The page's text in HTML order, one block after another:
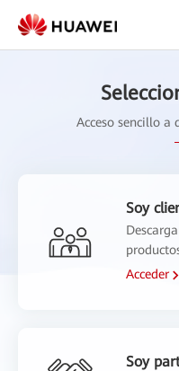
Acceso sencillo a
Soy
Acceder
Soy